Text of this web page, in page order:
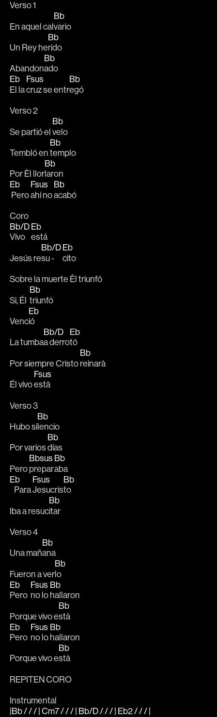
Verso 1
En aquel cal
Bb
vario
Un Rey he
Bb
rido
Abandon
Bb
ado
Eb
El la
Fsus
cruz se entr
Bb
egó
Verso 2
Se partió el
Bb
velo
Tembló en
Bb
templo
Por Èl llor
Bb
laron
Eb
Pero
Fsus
ahí no
Bb
acabó
Coro
Bb/D
Vivo
Eb
está
Jesús re
Bb/D
su -
Eb
cito
Sobre la muerte Èl triunfó
Si, Él
Bb
triunfó
Venc
Eb
ió
La tumba
Bb/D
a derro
Eb
tó
Por siempre Cristo
Bb
reinarà
Él vivo
Fsus
està
Verso 3
Hubo si
Bb
lencio
Por varios
Bb
días
Pero
Bbsus
prepar
Bb
aba
Eb
   Para
Fsus
Jesucris
Bb
to
Iba a resuc
Bb
itar
Verso 4
Una mañ
Bb
ana
Fueron a ver
Bb
lo
Eb
Pero
Fsus
no lo
Bb
hallaron
Porque vivo e
Bb
stà
Eb
Pero
Fsus
no lo
Bb
hallaron
Porque vivo e
Bb
stà
REPITEN CORO
Instrumental
|Bb / / / | Cm7 / / / | Bb/D / / / | Eb2 / / / |